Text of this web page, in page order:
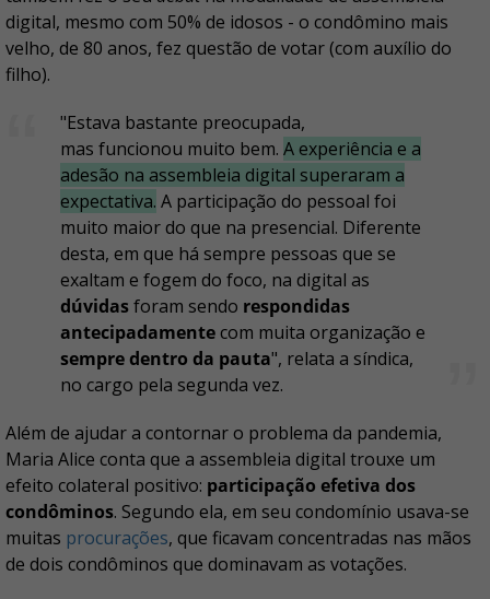
digital, mesmo com 50% de idosos - o condômino mais
velho, de 80 anos, fez questão de votar (com auxílio do
filho).
"Estava bastante preocupada,
mas funcionou muito bem. A experiência e a
adesão na assembleia digital superaram a
expectativa. A participação do pessoal foi
muito maior do que na presencial. Diferente
desta, em que há sempre pessoas que se
exaltam e fogem do foco, na digital as
dúvidasforam sendo respondidas
antecipadamentecom muita organização e
sempre dentro da pauta", relata a síndica,
no cargo pela segunda vez.
Além de ajudar a contornar o problema da pandemia,
Maria Alice conta que a assembleia digital trouxe um
efeito colateral positivo: participação efetiva dos
condôminos. Segundo ela, em seu condomínio usava-se
muitas procurações, que ficavam concentradas nas mãos
de dois condôminos que dominavam as votações.